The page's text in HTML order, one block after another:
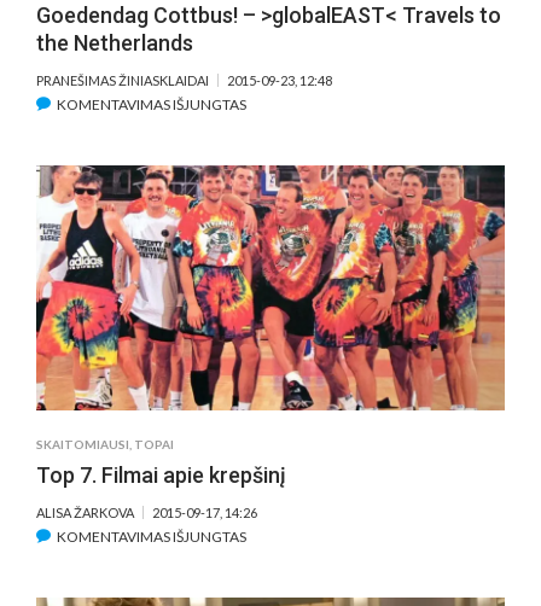
Goedendag Cottbus! – >globalEAST< Travels to
the Netherlands
PRANEŠIMAS ŽINIASKLAIDAI 2015-09-23, 12:48
KOMENTAVIMAS IŠJUNGTASĮRAŠE
–
>GLOBALEAST<
TRAVELS
TO
THE
NETHERLANDS
SKAITOMIAUSI TOPAI
Top 7. Filmai apie krepšinį
ALISA ŽARKOVA 2015-09-17, 14:26
KOMENTAVIMAS IŠJUNGTASĮRAŠE